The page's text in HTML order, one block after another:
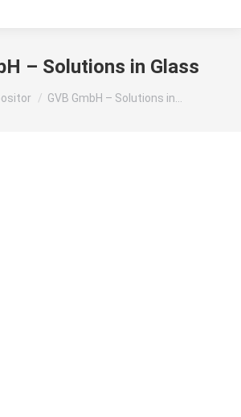
– Solutions in Glass
GVB GmbH – Solutions in…